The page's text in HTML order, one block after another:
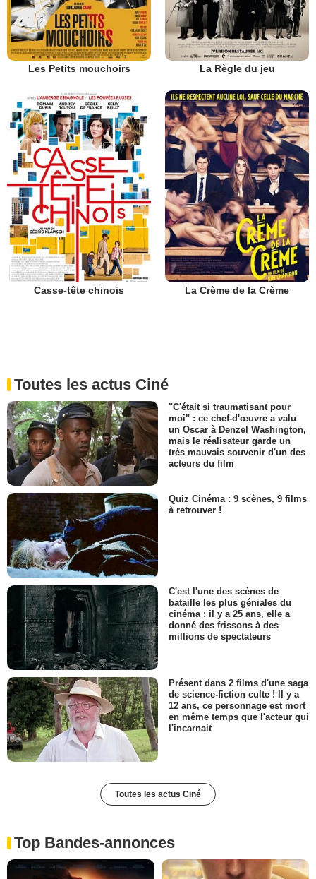
Les Petits mouchoirs La Règle du jeu
Casse-tête chinois La Crème de la Crème
Toutes les actus Ciné
"C'était si traumatisant pour
moi" : ce chef-d'œuvre a valu
un Oscar à Denzel Washington,
mais le réalisateur garde un
très mauvais souvenir d'un des
acteurs du film
Quiz Cinéma : 9 scènes, 9 films
à retrouver !
C'est l'une des scènes de
bataille les plus géniales du
cinéma : il y a 25 ans, elle a
donné des frissons à des
millions de spectateurs
Présent dans 2 films d'une saga
de science-fiction culte ! Il y a
12 ans, ce personnage est mort
en même temps que l'acteur qui
l'incarnait
Toutes les actus Ciné
Top Bandes-annonces